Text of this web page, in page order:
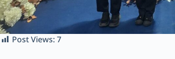
Post Views:7